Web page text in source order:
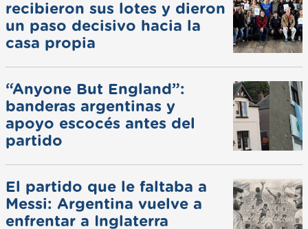
recibieron sus lotes y dieron
un paso decisivo hacia la
casa propia
“Anyone But England”:
banderas argentinas y
apoyo escocés antes del
partido
El partido que le faltaba a
Messi: Argentina vuelve a
enfrentar a Inglaterra